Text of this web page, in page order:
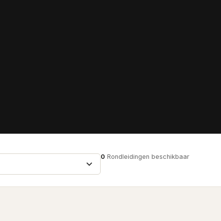
0 Rondleidingen beschikbaar